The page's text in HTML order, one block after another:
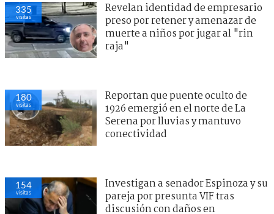
335
visitas
Revelan identidad de empresario
preso por retener y amenazar de
muerte a niños por jugar al "rin
raja"
180
visitas
Reportan que puente oculto de
1926 emergió en el norte de La
Serena por lluvias y mantuvo
conectividad
154
visitas
Investigan a senador Espinoza y su
pareja por presunta VIF tras
discusión con daños en